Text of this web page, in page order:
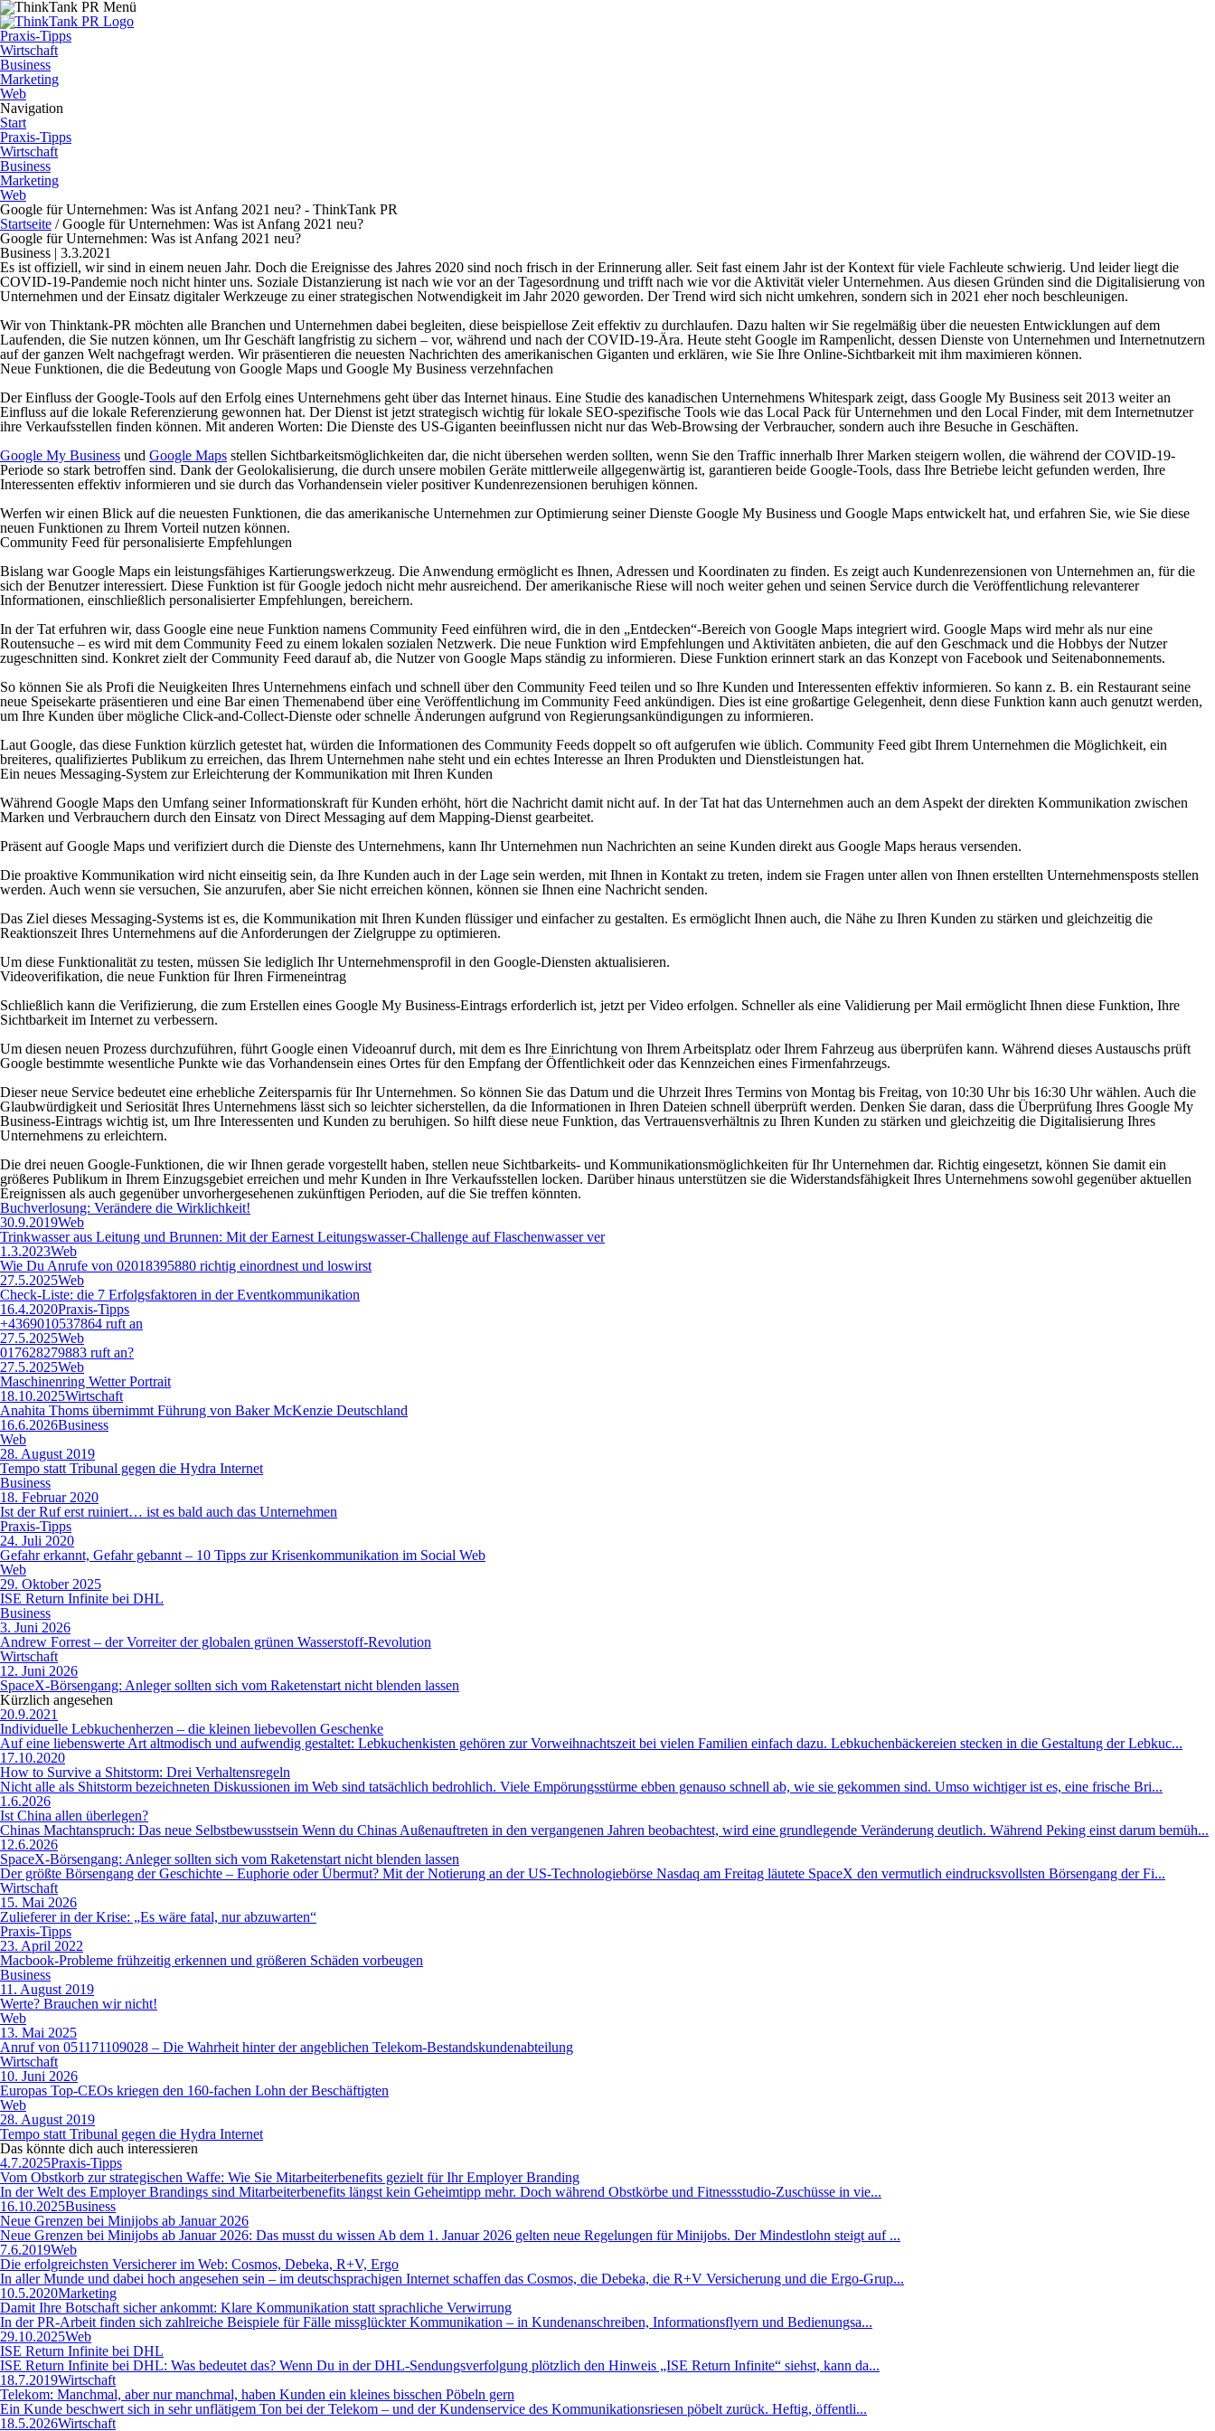
Praxis-Tipps
Wirtschaft
Business
Marketing
Web
Navigation
Start
Praxis-Tipps
Wirtschaft
Business
Marketing
Web
Google für Unternehmen: Was ist Anfang 2021 neu? - ThinkTank PR
Startseite / Google für Unternehmen: Was ist Anfang 2021 neu?
Google für Unternehmen: Was ist Anfang 2021 neu?
Business | 3.3.2021
Es ist offiziell, wir sind in einem neuen Jahr. Doch die Ereignisse des Jahres 2020 sind noch frisch in der Erinnerung aller. Seit fast einem Jahr ist der Kontext für viele Fachleute schwierig. Und leider liegt die
COVID-19-Pandemie noch nicht hinter uns. Soziale Distanzierung ist nach wie vor an der Tagesordnung und trifft nach wie vor die Aktivität vieler Unternehmen. Aus diesen Gründen sind die Digitalisierung von
Unternehmen und der Einsatz digitaler Werkzeuge zu einer strategischen Notwendigkeit im Jahr 2020 geworden. Der Trend wird sich nicht umkehren, sondern sich in 2021 eher noch beschleunigen.
Wir von Thinktank-PR möchten alle Branchen und Unternehmen dabei begleiten, diese beispiellose Zeit effektiv zu durchlaufen. Dazu halten wir Sie regelmäßig über die neuesten Entwicklungen auf dem
Laufenden, die Sie nutzen können, um Ihr Geschäft langfristig zu sichern – vor, während und nach der COVID-19-Ära. Heute steht Google im Rampenlicht, dessen Dienste von Unternehmen und Internetnutzern
auf der ganzen Welt nachgefragt werden. Wir präsentieren die neuesten Nachrichten des amerikanischen Giganten und erklären, wie Sie Ihre Online-Sichtbarkeit mit ihm maximieren können.
Neue Funktionen, die die Bedeutung von Google Maps und Google My Business verzehnfachen
Der Einfluss der Google-Tools auf den Erfolg eines Unternehmens geht über das Internet hinaus. Eine Studie des kanadischen Unternehmens Whitespark zeigt, dass Google My Business seit 2013 weiter an
Einfluss auf die lokale Referenzierung gewonnen hat. Der Dienst ist jetzt strategisch wichtig für lokale SEO-spezifische Tools wie das Local Pack für Unternehmen und den Local Finder, mit dem Internetnutzer
ihre Verkaufsstellen finden können. Mit anderen Worten: Die Dienste des US-Giganten beeinflussen nicht nur das Web-Browsing der Verbraucher, sondern auch ihre Besuche in Geschäften.
Google My Business und Google Maps stellen Sichtbarkeitsmöglichkeiten dar, die nicht übersehen werden sollten, wenn Sie den Traffic innerhalb Ihrer Marken steigern wollen, die während der COVID-19-
Periode so stark betroffen sind. Dank der Geolokalisierung, die durch unsere mobilen Geräte mittlerweile allgegenwärtig ist, garantieren beide Google-Tools, dass Ihre Betriebe leicht gefunden werden, Ihre
Interessenten effektiv informieren und sie durch das Vorhandensein vieler positiver Kundenrezensionen beruhigen können.
Werfen wir einen Blick auf die neuesten Funktionen, die das amerikanische Unternehmen zur Optimierung seiner Dienste Google My Business und Google Maps entwickelt hat, und erfahren Sie, wie Sie diese
neuen Funktionen zu Ihrem Vorteil nutzen können.
Community Feed für personalisierte Empfehlungen
Bislang war Google Maps ein leistungsfähiges Kartierungswerkzeug. Die Anwendung ermöglicht es Ihnen, Adressen und Koordinaten zu finden. Es zeigt auch Kundenrezensionen von Unternehmen an, für die
sich der Benutzer interessiert. Diese Funktion ist für Google jedoch nicht mehr ausreichend. Der amerikanische Riese will noch weiter gehen und seinen Service durch die Veröffentlichung relevanterer
Informationen, einschließlich personalisierter Empfehlungen, bereichern.
In der Tat erfuhren wir, dass Google eine neue Funktion namens Community Feed einführen wird, die in den „Entdecken“-Bereich von Google Maps integriert wird. Google Maps wird mehr als nur eine
Routensuche – es wird mit dem Community Feed zu einem lokalen sozialen Netzwerk. Die neue Funktion wird Empfehlungen und Aktivitäten anbieten, die auf den Geschmack und die Hobbys der Nutzer
zugeschnitten sind. Konkret zielt der Community Feed darauf ab, die Nutzer von Google Maps ständig zu informieren. Diese Funktion erinnert stark an das Konzept von Facebook und Seitenabonnements.
So können Sie als Profi die Neuigkeiten Ihres Unternehmens einfach und schnell über den Community Feed teilen und so Ihre Kunden und Interessenten effektiv informieren. So kann z. B. ein Restaurant seine
neue Speisekarte präsentieren und eine Bar einen Themenabend über eine Veröffentlichung im Community Feed ankündigen. Dies ist eine großartige Gelegenheit, denn diese Funktion kann auch genutzt werden,
um Ihre Kunden über mögliche Click-and-Collect-Dienste oder schnelle Änderungen aufgrund von Regierungsankündigungen zu informieren.
Laut Google, das diese Funktion kürzlich getestet hat, würden die Informationen des Community Feeds doppelt so oft aufgerufen wie üblich. Community Feed gibt Ihrem Unternehmen die Möglichkeit, ein
breiteres, qualifiziertes Publikum zu erreichen, das Ihrem Unternehmen nahe steht und ein echtes Interesse an Ihren Produkten und Dienstleistungen hat.
Ein neues Messaging-System zur Erleichterung der Kommunikation mit Ihren Kunden
Während Google Maps den Umfang seiner Informationskraft für Kunden erhöht, hört die Nachricht damit nicht auf. In der Tat hat das Unternehmen auch an dem Aspekt der direkten Kommunikation zwischen
Marken und Verbrauchern durch den Einsatz von Direct Messaging auf dem Mapping-Dienst gearbeitet.
Präsent auf Google Maps und verifiziert durch die Dienste des Unternehmens, kann Ihr Unternehmen nun Nachrichten an seine Kunden direkt aus Google Maps heraus versenden.
Die proaktive Kommunikation wird nicht einseitig sein, da Ihre Kunden auch in der Lage sein werden, mit Ihnen in Kontakt zu treten, indem sie Fragen unter allen von Ihnen erstellten Unternehmensposts stellen
werden. Auch wenn sie versuchen, Sie anzurufen, aber Sie nicht erreichen können, können sie Ihnen eine Nachricht senden.
Das Ziel dieses Messaging-Systems ist es, die Kommunikation mit Ihren Kunden flüssiger und einfacher zu gestalten. Es ermöglicht Ihnen auch, die Nähe zu Ihren Kunden zu stärken und gleichzeitig die
Reaktionszeit Ihres Unternehmens auf die Anforderungen der Zielgruppe zu optimieren.
Um diese Funktionalität zu testen, müssen Sie lediglich Ihr Unternehmensprofil in den Google-Diensten aktualisieren.
Videoverifikation, die neue Funktion für Ihren Firmeneintrag
Schließlich kann die Verifizierung, die zum Erstellen eines Google My Business-Eintrags erforderlich ist, jetzt per Video erfolgen. Schneller als eine Validierung per Mail ermöglicht Ihnen diese Funktion, Ihre
Sichtbarkeit im Internet zu verbessern.
Um diesen neuen Prozess durchzuführen, führt Google einen Videoanruf durch, mit dem es Ihre Einrichtung von Ihrem Arbeitsplatz oder Ihrem Fahrzeug aus überprüfen kann. Während dieses Austauschs prüft
Google bestimmte wesentliche Punkte wie das Vorhandensein eines Ortes für den Empfang der Öffentlichkeit oder das Kennzeichen eines Firmenfahrzeugs.
Dieser neue Service bedeutet eine erhebliche Zeitersparnis für Ihr Unternehmen. So können Sie das Datum und die Uhrzeit Ihres Termins von Montag bis Freitag, von 10:30 Uhr bis 16:30 Uhr wählen. Auch die
Glaubwürdigkeit und Seriosität Ihres Unternehmens lässt sich so leichter sicherstellen, da die Informationen in Ihren Dateien schnell überprüft werden. Denken Sie daran, dass die Überprüfung Ihres Google My
Business-Eintrags wichtig ist, um Ihre Interessenten und Kunden zu beruhigen. So hilft diese neue Funktion, das Vertrauensverhältnis zu Ihren Kunden zu stärken und gleichzeitig die Digitalisierung Ihres
Unternehmens zu erleichtern.
Die drei neuen Google-Funktionen, die wir Ihnen gerade vorgestellt haben, stellen neue Sichtbarkeits- und Kommunikationsmöglichkeiten für Ihr Unternehmen dar. Richtig eingesetzt, können Sie damit ein
größeres Publikum in Ihrem Einzugsgebiet erreichen und mehr Kunden in Ihre Verkaufsstellen locken. Darüber hinaus unterstützen sie die Widerstandsfähigkeit Ihres Unternehmens sowohl gegenüber aktuellen
Ereignissen als auch gegenüber unvorhergesehenen zukünftigen Perioden, auf die Sie treffen könnten.
Buchverlosung: Verändere die Wirklichkeit!
30.9.2019Web
Trinkwasser aus Leitung und Brunnen: Mit der Earnest Leitungswasser-Challenge auf Flaschenwasser ver
1.3.2023Web
Wie Du Anrufe von 02018395880 richtig einordnest und loswirst
27.5.2025Web
Check-Liste: die 7 Erfolgsfaktoren in der Eventkommunikation
16.4.2020Praxis-Tipps
+4369010537864 ruft an
27.5.2025Web
017628279883 ruft an?
27.5.2025Web
Maschinenring Wetter Portrait
18.10.2025Wirtschaft
Anahita Thoms übernimmt Führung von Baker McKenzie Deutschland
16.6.2026Business
Web
28. August 2019
Tempo statt Tribunal gegen die Hydra Internet
Business
18. Februar 2020
Ist der Ruf erst ruiniert… ist es bald auch das Unternehmen
Praxis-Tipps
24. Juli 2020
Gefahr erkannt, Gefahr gebannt – 10 Tipps zur Krisenkommunikation im Social Web
Web
29. Oktober 2025
ISE Return Infinite bei DHL
Business
3. Juni 2026
Andrew Forrest – der Vorreiter der globalen grünen Wasserstoff-Revolution
Wirtschaft
12. Juni 2026
SpaceX-Börsengang: Anleger sollten sich vom Raketenstart nicht blenden lassen
Kürzlich angesehen
20.9.2021
Individuelle Lebkuchenherzen – die kleinen liebevollen Geschenke
Auf eine liebenswerte Art altmodisch und aufwendig gestaltet: Lebkuchenkisten gehören zur Vorweihnachtszeit bei vielen Familien einfach dazu. Lebkuchenbäckereien stecken in die Gestaltung der Lebkuc...
17.10.2020
How to Survive a Shitstorm: Drei Verhaltensregeln
Nicht alle als Shitstorm bezeichneten Diskussionen im Web sind tatsächlich bedrohlich. Viele Empörungsstürme ebben genauso schnell ab, wie sie gekommen sind. Umso wichtiger ist es, eine frische Bri...
1.6.2026
Ist China allen überlegen?
Chinas Machtanspruch: Das neue Selbstbewusstsein Wenn du Chinas Außenauftreten in den vergangenen Jahren beobachtest, wird eine grundlegende Veränderung deutlich. Während Peking einst darum bemüh...
12.6.2026
SpaceX-Börsengang: Anleger sollten sich vom Raketenstart nicht blenden lassen
Der größte Börsengang der Geschichte – Euphorie oder Übermut? Mit der Notierung an der US-Technologiebörse Nasdaq am Freitag läutete SpaceX den vermutlich eindrucksvollsten Börsengang der Fi...
Wirtschaft
15. Mai 2026
Zulieferer in der Krise: „Es wäre fatal, nur abzuwarten“
Praxis-Tipps
23. April 2022
Macbook-Probleme frühzeitig erkennen und größeren Schäden vorbeugen
Business
11. August 2019
Werte? Brauchen wir nicht!
Web
13. Mai 2025
Anruf von 051171109028 – Die Wahrheit hinter der angeblichen Telekom-Bestandskundenabteilung
Wirtschaft
10. Juni 2026
Europas Top-CEOs kriegen den 160-fachen Lohn der Beschäftigten
Web
28. August 2019
Tempo statt Tribunal gegen die Hydra Internet
Das könnte dich auch interessieren
4.7.2025Praxis-Tipps
Vom Obstkorb zur strategischen Waffe: Wie Sie Mitarbeiterbenefits gezielt für Ihr Employer Branding
In der Welt des Employer Brandings sind Mitarbeiterbenefits längst kein Geheimtipp mehr. Doch während Obstkörbe und Fitnessstudio-Zuschüsse in vie...
16.10.2025Business
Neue Grenzen bei Minijobs ab Januar 2026
Neue Grenzen bei Minijobs ab Januar 2026: Das musst du wissen Ab dem 1. Januar 2026 gelten neue Regelungen für Minijobs. Der Mindestlohn steigt auf ...
7.6.2019Web
Die erfolgreichsten Versicherer im Web: Cosmos, Debeka, R+V, Ergo
In aller Munde und dabei hoch angesehen sein – im deutschsprachigen Internet schaffen das Cosmos, die Debeka, die R+V Versicherung und die Ergo-Grup...
10.5.2020Marketing
Damit Ihre Botschaft sicher ankommt: Klare Kommunikation statt sprachliche Verwirrung
In der PR-Arbeit finden sich zahlreiche Beispiele für Fälle missglückter Kommunikation – in Kundenanschreiben, Informationsflyern und Bedienungsa...
29.10.2025Web
ISE Return Infinite bei DHL
ISE Return Infinite bei DHL: Was bedeutet das? Wenn Du in der DHL-Sendungsverfolgung plötzlich den Hinweis „ISE Return Infinite“ siehst, kann da...
18.7.2019Wirtschaft
Telekom: Manchmal, aber nur manchmal, haben Kunden ein kleines bisschen Pöbeln gern
Ein Kunde beschwert sich in sehr unflätigem Ton bei der Telekom – und der Kundenservice des Kommunikationsriesen pöbelt zurück. Heftig, öffentli...
18.5.2026Wirtschaft